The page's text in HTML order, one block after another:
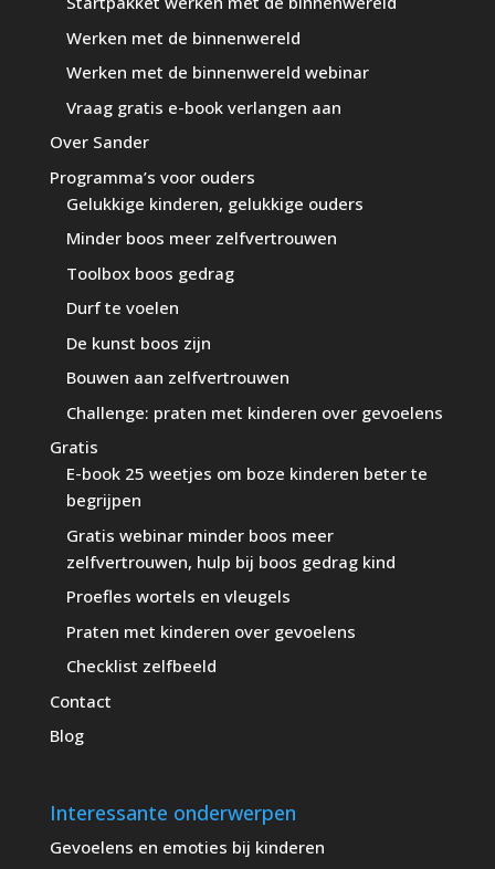
Werken met de binnenwereld
Werken met de binnenwereld webinar
Vraag gratis e-book verlangen aan
Over Sander
Programma’s voor ouders
Gelukkige kinderen, gelukkige ouders
Minder boos meer zelfvertrouwen
Toolbox boos gedrag
Durf te voelen
De kunst boos zijn
Bouwen aan zelfvertrouwen
Challenge: praten met kinderen over gevoelens
Gratis
E-book 25 weetjes om boze kinderen beter te
begrijpen
Gratis webinar minder boos meer
zelfvertrouwen, hulp bij boos gedrag kind
Proefles wortels en vleugels
Praten met kinderen over gevoelens
Checklist zelfbeeld
Contact
Blog
Interessante onderwerpen
Gevoelens en emoties bij kinderen